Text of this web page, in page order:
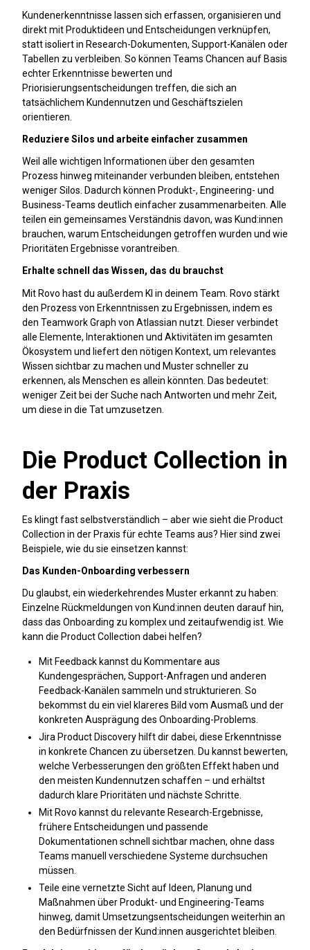
Kundenerkenntnisse lassen sich erfassen, organisieren und
direkt mit Produktideen und Entscheidungen verknüpfen,
statt isoliert in Research-Dokumenten, Support-Kanälen oder
Tabellen zu verbleiben. So können Teams Chancen auf Basis
echter Erkenntnisse bewerten und
Priorisierungsentscheidungen treffen, die sich an
tatsächlichem Kundennutzen und Geschäftszielen
orientieren.
Reduziere Silos und arbeite einfacher zusammen
Weil alle wichtigen Informationen über den gesamten
Prozess hinweg miteinander verbunden bleiben, entstehen
weniger Silos. Dadurch können Produkt-, Engineering- und
Business-Teams deutlich einfacher zusammenarbeiten. Alle
teilen ein gemeinsames Verständnis davon, was Kund:innen
brauchen, warum Entscheidungen getroffen wurden und wie
Prioritäten Ergebnisse vorantreiben.
Erhalte schnell das Wissen, das du brauchst
Mit Rovo hast du außerdem KI in deinem Team. Rovo stärkt
den Prozess von Erkenntnissen zu Ergebnissen, indem es
den Teamwork Graph von Atlassian nutzt. Dieser verbindet
alle Elemente, Interaktionen und Aktivitäten im gesamten
Ökosystem und liefert den nötigen Kontext, um relevantes
Wissen sichtbar zu machen und Muster schneller zu
erkennen, als Menschen es allein könnten. Das bedeutet:
weniger Zeit bei der Suche nach Antworten und mehr Zeit,
um diese in die Tat umzusetzen.
Die Product Collection in
der Praxis
Es klingt fast selbstverständlich – aber wie sieht die Product
Collection in der Praxis für echte Teams aus? Hier sind zwei
Beispiele, wie du sie einsetzen kannst:
Das Kunden-Onboarding verbessern
Du glaubst, ein wiederkehrendes Muster erkannt zu haben:
Einzelne Rückmeldungen von Kund:innen deuten darauf hin,
dass das Onboarding zu komplex und zeitaufwendig ist. Wie
kann die Product Collection dabei helfen?
Mit Feedback kannst du Kommentare aus
Kundengesprächen, Support-Anfragen und anderen
Feedback-Kanälen sammeln und strukturieren. So
bekommst du ein viel klareres Bild vom Ausmaß und der
konkreten Ausprägung des Onboarding-Problems.
Jira Product Discovery hilft dir dabei, diese Erkenntnisse
in konkrete Chancen zu übersetzen. Du kannst bewerten,
welche Verbesserungen den größten Effekt haben und
den meisten Kundennutzen schaffen – und erhältst
dadurch klare Prioritäten und nächste Schritte.
Mit Rovo kannst du relevante Research-Ergebnisse,
frühere Entscheidungen und passende
Dokumentationen schnell sichtbar machen, ohne dass
Teams manuell verschiedene Systeme durchsuchen
müssen.
Teile eine vernetzte Sicht auf Ideen, Planung und
Maßnahmen über Produkt- und Engineering-Teams
hinweg, damit Umsetzungsentscheidungen weiterhin an
den Bedürfnissen der Kund:innen ausgerichtet bleiben.